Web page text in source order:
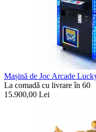
Mașină de Joc Arcade
La comadã cu livrare în 60
15.900,00 Lei